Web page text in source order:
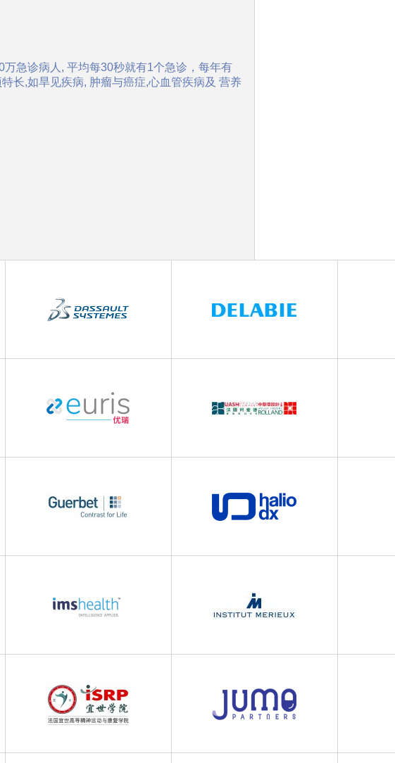
急诊病人, 平均每30秒就有1个急诊，每年有
长,如旱见疾病, 肿瘤与癌症,心血管疾病及 营养